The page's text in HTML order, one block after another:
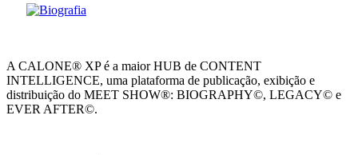
A CALONE® XP é a maior HUB de CONTENT
INTELLIGENCE, uma plataforma de publicação, exibição e
distribuição do MEET SHOW®: BIOGRAPHY©, LEGACY© e
EVER AFTER©.